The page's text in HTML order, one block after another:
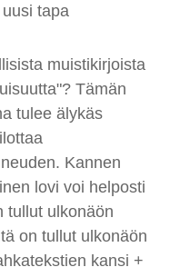
tapa
muistikirjoista
Tämän
tulee älykäs
Kannen
lovi voi helposti
tullut ulkonäön
on tullut ulkonäön
kansi +